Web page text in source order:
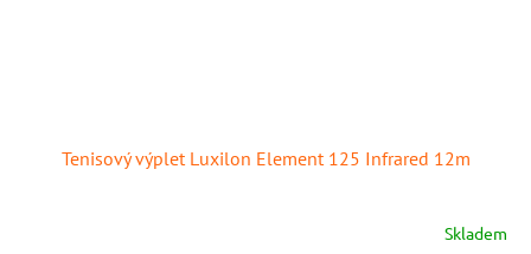
Tenisový výplet Luxilon Element 125 Infrared 12m
Skladem